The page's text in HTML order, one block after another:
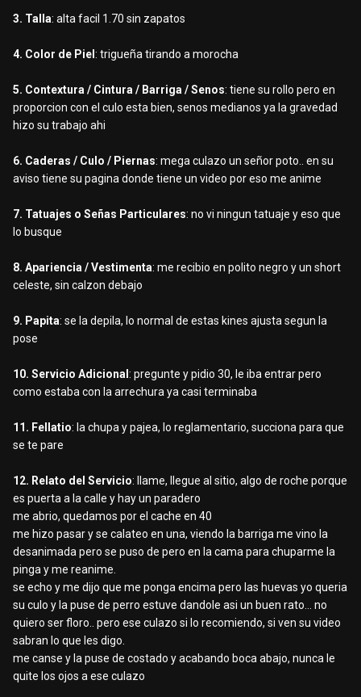
3. Talla: alta facil 1.70 sin zapatos
4. Color de Piel : trigueña tirando a morocha
5. Contextura / Cintura / Barriga / Senos: tiene su rollo pero en
proporcion con el culo esta bien, senos medianos ya la gravedad
hizo su trabajo ahi
6. Caderas / Culo / Piernas: mega culazo un señor poto.. en su
aviso tiene su pagina donde tiene un video por eso me anime
7. Tatuajes o Señas Particulares: no vi ningun tatuaje y eso que
lo busque
8. Apariencia / Vestimenta: me recibio en polito negro y un short
celeste, sin calzon debajo
9. Papita: se la depila, lo normal de estas kines ajusta segun la
pose
10. Servicio Adicional : pregunte y pidio 30, le iba entrar pero
como estaba con la arrechura ya casi terminaba
11. Fellatio: la chupa y pajea, lo reglamentario, succiona para que
se te pare
12. Relato del Servicio: llame, llegue al sitio, algo de roche porque
es puerta a la calle y hay un paradero
me abrio, quedamos por el cache en 40
me hizo pasar y se calateo en una, viendo la barriga me vino la
desanimada pero se puso de pero en la cama para chuparme la
pinga y me reanime.
se echo y me dijo que me ponga encima pero las huevas yo queria
su culo y la puse de perro estuve dandole asi un buen rato... no
quiero ser floro.. pero ese culazo si lo recomiendo, si ven su video
sabran lo que les digo.
me canse y la puse de costado y acabando boca abajo, nunca le
quite los ojos a ese culazo